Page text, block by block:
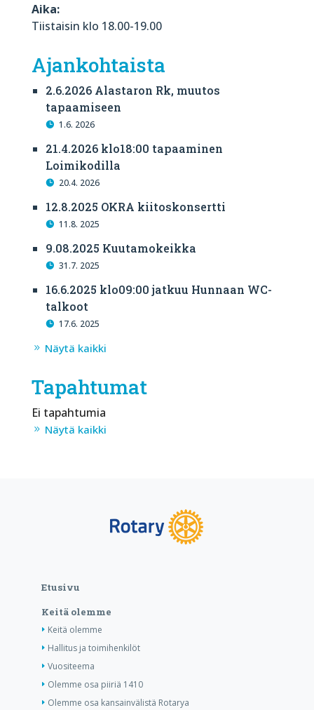
Aika:
Tiistaisin klo 18.00-19.00
Ajankohtaista
2.6.2026 Alastaron Rk, muutos
tapaamiseen
1.6. 2026
21.4.2026 klo18:00 tapaaminen
Loimikodilla
20.4. 2026
12.8.2025 OKRA kiitoskonsertti
11.8. 2025
9.08.2025 Kuutamokeikka
31.7. 2025
16.6.2025 klo09:00 jatkuu Hunnaan WC-
talkoot
17.6. 2025
Näytä kaikki
Tapahtumat
Ei tapahtumia
Näytä kaikki
Etusivu
Keitä olemme
Keitä olemme
Hallitus ja toimihenkilöt
Vuositeema
Olemme osa piiriä 1410
Olemme osa kansainvälistä Rotarya